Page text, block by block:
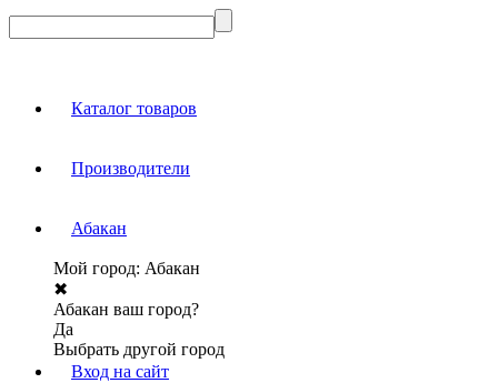
Каталог товаров
Производители
Абакан
Мой город: Абакан
✖
Абакан ваш город?
Да
Выбрать другой город
Вход на сайт